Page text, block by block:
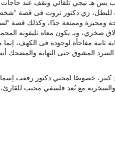
بس هـ نيجي تلقائي ونقف عند
للبطل، زي دكتور ثروت فى قصة
ومحيرة وممتعة جدًا، وكذلك
وبـ يكون معاه تليفونه
ثانية مفاجأة لوجوده فى الكهف،
المشوق حتى النهاية والمضحك
خصوصًا لمحبي دكتور رفعت
مع بُعد فلسفي محبب للقارئ،